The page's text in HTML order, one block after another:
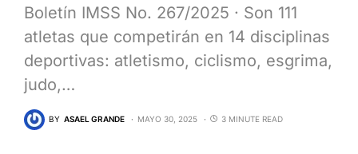
Boletín IMSS No. 267/2025 · Son 111
atletas que competirán en 14 disciplinas
deportivas: atletismo, ciclismo, esgrima,
judo,…
BY ASAEL GRANDE MAYO 30, 2025 3 MINUTE READ